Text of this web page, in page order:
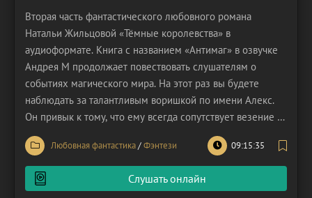
Вторая часть фантастического любовного романа
Натальи Жильцовой «Тёмные королевства» в
аудиоформате. Книга с названием «Антимаг» в озвучке
Андрея М продолжает повествовать слушателям о
событиях магического мира. На этот раз вы будете
наблюдать за талантливым воришкой по имени Алекс.
Он привык к тому, что ему всегда сопутствует везение и
удача. Вот только одной ночью, когда он забрался в
музей, всё изменилось. Внезапно на место ограбления
прибыли представители правоохранительных органов.
Любовная фантастика/Фэнтези 09:15:35
Слушать онлайн